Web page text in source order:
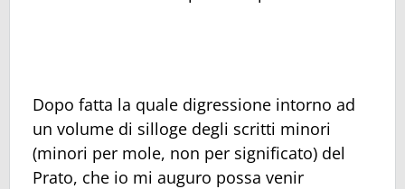
Dopo fatta la quale digressione intorno ad
un volume di silloge degli scritti minori
(minori per mole, non per significato) del
Prato, che io mi auguro possa venir